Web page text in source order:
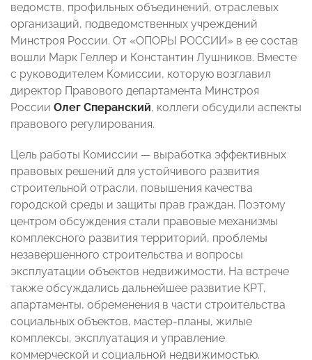
ведомств, профильных объединений, отраслевых
организаций, подведомственных учреждений
Минстроя России. От «ОПОРЫ РОССИИ» в ее состав
вошли Марк Геллер и Константин Лушников. Вместе
с руководителем Комиссии, которую возглавил
директор Правового департамента Минстроя
России Олег Сперанский, коллеги обсудили аспекты
правового регулирования.
Цель работы Комиссии — выработка эффективных
правовых решений для устойчивого развития
строительной отрасли, повышения качества
городской среды и защиты прав граждан. Поэтому
центром обсуждения стали правовые механизмы
комплексного развития территорий, проблемы
незавершенного строительства и вопросы
эксплуатации объектов недвижимости. На встрече
также обсуждались дальнейшее развитие КРТ,
апартаменты, обременения в части строительства
социальных объектов, мастер-планы, жилые
комплексы, эксплуатация и управление
коммерческой и социальной недвижимостью.